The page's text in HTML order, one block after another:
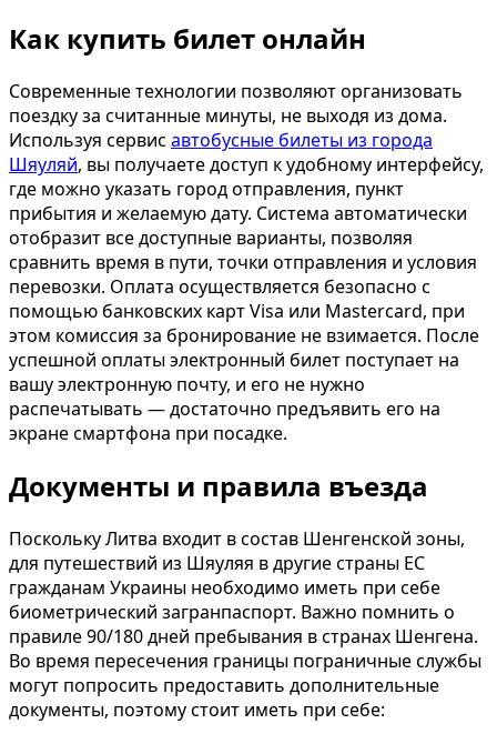
Как купить билет онлайн
Современные технологии позволяют организовать
поездку за считанные минуты, не выходя из дома.
Используя сервис автобусные билеты из города
Шяуляй, вы получаете доступ к удобному интерфейсу,
где можно указать город отправления, пункт
прибытия и желаемую дату. Система автоматически
отобразит все доступные варианты, позволяя
сравнить время в пути, точки отправления и условия
перевозки. Оплата осуществляется безопасно с
помощью банковских карт Visa или Mastercard, при
этом комиссия за бронирование не взимается. После
успешной оплаты электронный билет поступает на
вашу электронную почту, и его не нужно
распечатывать — достаточно предъявить его на
экране смартфона при посадке.
Документы и правила въезда
Поскольку Литва входит в состав Шенгенской зоны,
для путешествий из Шяуляя в другие страны ЕС
гражданам Украины необходимо иметь при себе
биометрический загранпаспорт. Важно помнить о
правиле 90/180 дней пребывания в странах Шенгена.
Во время пересечения границы пограничные службы
могут попросить предоставить дополнительные
документы, поэтому стоит иметь при себе: